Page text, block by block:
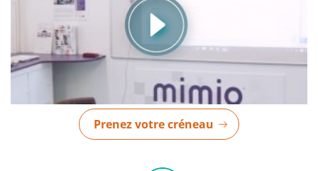
Prenez votre créneau